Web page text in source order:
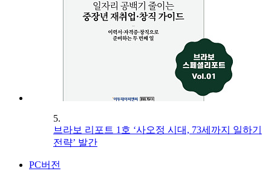
5.
브라보 리포트 1호 ‘사오정 시대, 73세까지 일하기
전략’ 발간
PC버전